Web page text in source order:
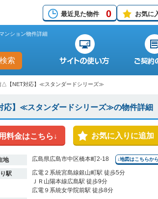
最近見た物件 0 お気に
ンション物件詳細
検索
△【NET対応】≪スタンダードシリーズ≫
応】≪スタンダードシリーズ≫の物件詳細
料金はこちら↓ お気に入りに追加
地 広島県広島市中区橋本町2-18 ↓地図はこちらから
駅
広電２系統宮島線銀山町駅 徒歩5分
ＪＲ山陽本線広島駅 徒歩9分
広電９系統女学院前駅 徒歩8分